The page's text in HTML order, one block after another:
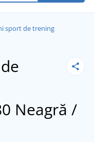
sport de trening
Neagră /